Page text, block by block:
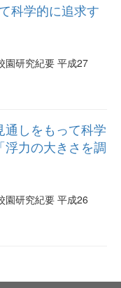
科学的に追求す
園研究紀要 平成27
通しをもって科学
力の大きさを調
園研究紀要 平成26